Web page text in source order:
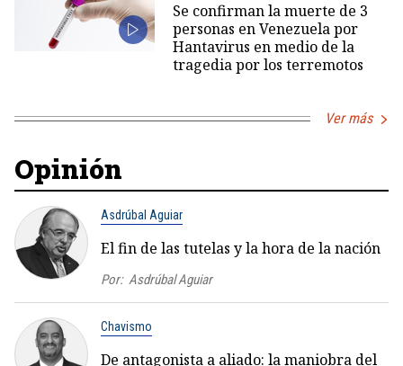
Se confirman la muerte de 3
personas en Venezuela por
Hantavirus en medio de la
tragedia por los terremotos
Ver más
Opinión
Asdrúbal Aguiar
El fin de las tutelas y la hora de la nación
Por: Asdrúbal Aguiar
Chavismo
De antagonista a aliado: la maniobra del